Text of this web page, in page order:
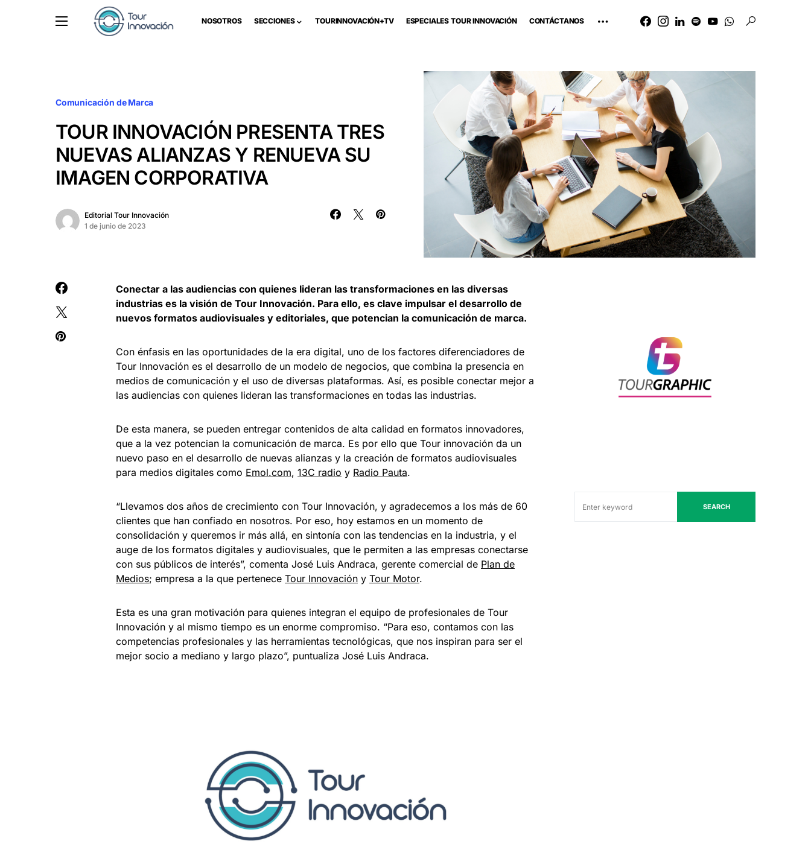
NOSOTROS SECCIONES TOURINNOVACIÓN+TV ESPECIALES TOUR INNOVACIÓN CONTÁCTANOS
Comunicación de Marca
TOUR INNOVACIÓN PRESENTA TRES
NUEVAS ALIANZAS Y RENUEVA SU
IMAGEN CORPORATIVA
Editorial Tour Innovación
1 de junio de 2023
Conectar a las audiencias con quienes lideran las transformaciones en las diversas
industrias es la visión de Tour Innovación. Para ello, es clave impulsar el desarrollo de
nuevos formatos audiovisuales y editoriales, que potencian la comunicación de marca.
Con énfasis en las oportunidades de la era digital, uno de los factores diferenciadores de
Tour Innovación es el desarrollo de un modelo de negocios, que combina la presencia en
medios de comunicación y el uso de diversas plataformas. Así, es posible conectar mejor a
las audiencias con quienes lideran las transformaciones en todas las industrias.
De esta manera, se pueden entregar contenidos de alta calidad en formatos innovadores,
que a la vez potencian la comunicación de marca. Es por ello que Tour innovación da un
nuevo paso en el desarrollo de nuevas alianzas y la creación de formatos audiovisuales
para medios digitales como Emol.com, 13C radio y Radio Pauta.
“Llevamos dos años de crecimiento con Tour Innovación, y agradecemos a los más de 60
clientes que han confiado en nosotros. Por eso, hoy estamos en un momento de
consolidación y queremos ir más allá, en sintonía con las tendencias en la industria, y el
auge de los formatos digitales y audiovisuales, que le permiten a las empresas conectarse
con sus públicos de interés”, comenta José Luis Andraca, gerente comercial de Plan de
Medios; empresa a la que pertenece Tour Innovación y Tour Motor.
Esta es una gran motivación para quienes integran el equipo de profesionales de Tour
Innovación y al mismo tiempo es un enorme compromiso. “Para eso, contamos con las
competencias profesionales y las herramientas tecnológicas, que nos inspiran para ser el
mejor socio a mediano y largo plazo”, puntualiza José Luis Andraca.
SEARCH